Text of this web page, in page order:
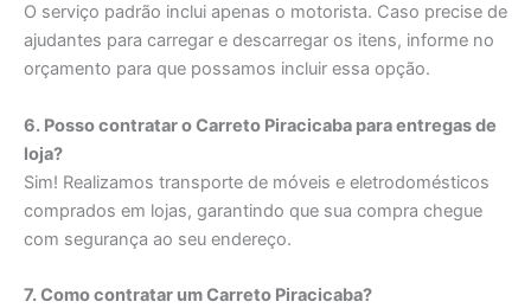
O serviço padrão inclui apenas o motorista. Caso precise de
ajudantes para carregar e descarregar os itens, informe no
orçamento para que possamos incluir essa opção.
6. Posso contratar o Carreto Piracicaba para entregas de
loja?
Sim! Realizamos transporte de móveis e eletrodomésticos
comprados em lojas, garantindo que sua compra chegue
com segurança ao seu endereço.
7. Como contratar um Carreto Piracicaba?